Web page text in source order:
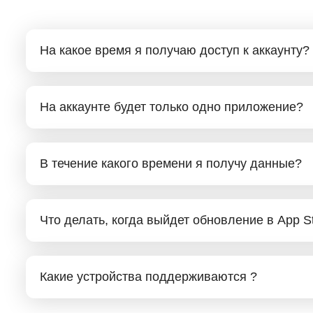
На какое время я получаю доступ к аккаунту?
На аккаунте будет только одно приложение?
В течение какого времени я получу данные?
Что делать, когда выйдет обновление в App
Какие устройства поддерживаются ?